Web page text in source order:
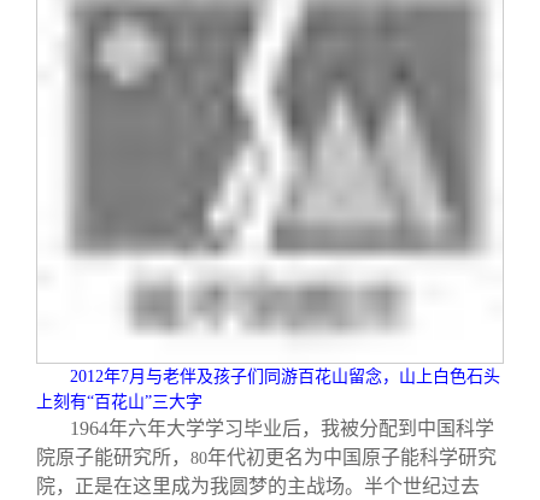
2012年7月与老伴及孩子们同游百花山留念，山上白色石头
上刻有“百花山”三大字
1964年六年大学学习毕业后，我被分配到中国科学
院原子能研究所， 80年代初更名为中国原子能科学研究
院，正是在这里成为我圆梦的主战场。半个世纪过去